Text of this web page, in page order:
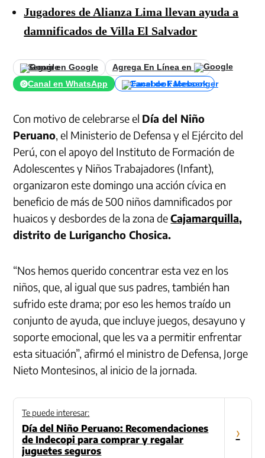
Jugadores de Alianza Lima llevan ayuda a
damnificados de Villa El Salvador
Seguir en Google
Agrega En Línea en
Canal en WhatsApp
Canal de Facebook
Con motivo de celebrarse el Día del Niño
Peruano, el Ministerio de Defensa y el Ejército del
Perú, con el apoyo del Instituto de Formación de
Adolescentes y Niños Trabajadores (Infant),
organizaron este domingo una acción cívica en
beneficio de más de 500 niños damnificados por
huaicos y desbordes de la zona deCajamarquilla,
distrito de Lurigancho Chosica.
“Nos hemos querido concentrar esta vez en los
niños, que, al igual que sus padres, también han
sufrido este drama; por eso les hemos traído un
conjunto de ayuda, que incluye juegos, desayuno y
soporte emocional, que les va a permitir enfrentar
esta situación”, afirmó el ministro de Defensa, Jorge
Nieto Montesinos, al inicio de la jornada.
Te puede interesar:
Día del Niño Peruano: Recomendaciones
de Indecopi para comprar y regalar
juguetes seguros
›